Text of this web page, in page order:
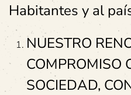
Habitantes y al
NUESTRO
COMPROMISO
SOCIEDAD,